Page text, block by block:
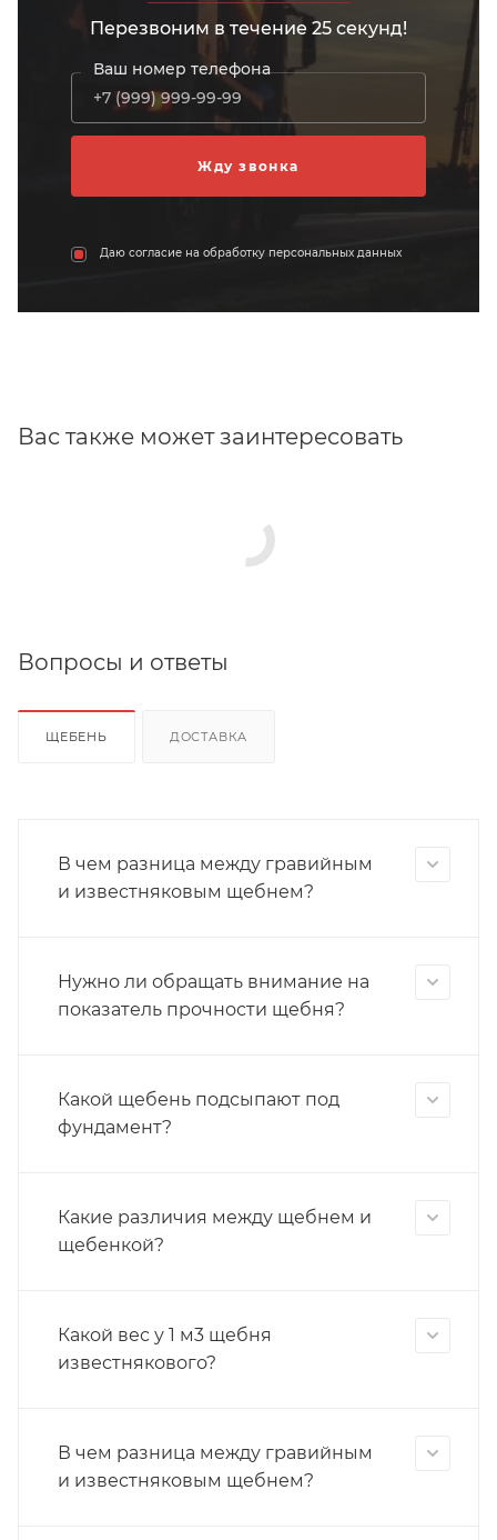
Перезвоним в течение 25 секунд!
Ваш номер телефона
Даю согласие на обработку персональных данных
Вас также может заинтересовать
Вопросы и ответы
ЩЕБЕНЬ ДОСТАВКА
В чем разница между гравийным
и известняковым щебнем?
Нужно ли обращать внимание на
показатель прочности щебня?
Какой щебень подсыпают под
фундамент?
Какие различия между щебнем и
щебенкой?
Какой вес у 1 м3 щебня
известнякового?
В чем разница между гравийным
и известняковым щебнем?